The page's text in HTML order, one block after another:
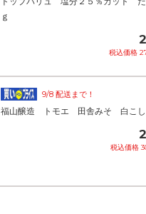
ｇ
税込価格
9/8 配送まで！
福山醸造 トモエ 田舎みそ 白こ
税込価格